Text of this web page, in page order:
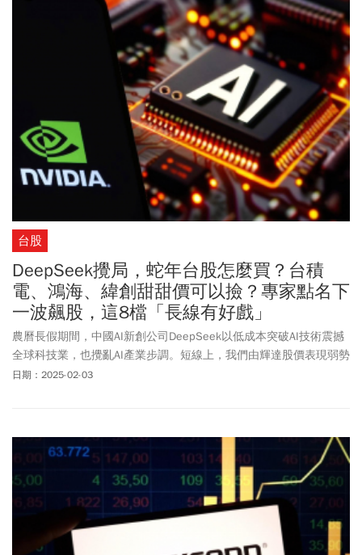
會在本次COMPUTEX展期出爐，同樣受到矚目。1、鴻海法說會登
場，GB200發威、Q1營收暴衝2、黃仁勳提前訪台，兆元宴將重現台
北3、核三廠2號機退役，在野黨拚修法延長年限
台股
DeepSeek攪局，蛇年台股怎麼買？台積
電、鴻海、緯創甜甜價可以撿？專家點名下
一波飆股，這8檔「長線有好戲」
農曆長假期間，中國AI新創公司DeepSeek以低成本突破AI技術震撼
全球科技業，也攪亂AI產業步調。短線上，我們由輝達股價表現弱勢
可知，DeepSeek的低成本AI模型確實有影響到高階(高成本)AI需
日期：2025-02-03